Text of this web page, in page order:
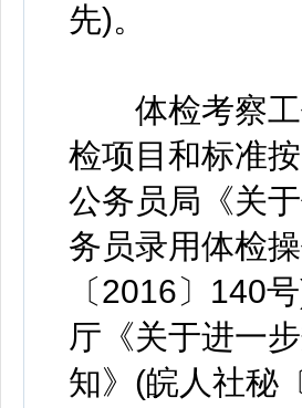
先)。
体检考察工
检项目和标准
公务员局《关
务员录用体检
〔2016〕140
厅《关于进一
知》(皖人社秘